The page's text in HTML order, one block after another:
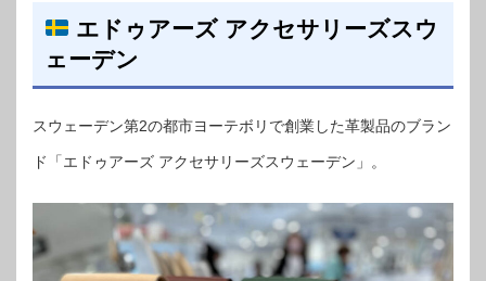
エドゥアーズ アクセサリーズスウ
ェーデン
スウェーデン第2の都市ヨーテボリで創業した革製品のブラン
ド「エドゥアーズ アクセサリーズスウェーデン」。